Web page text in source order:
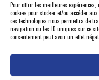
Pour offrir les meilleures
cookies pour stocker et/ou accéder
ces technologies nous permettra de
navigation ou les ID uniques sur ce
consentement peut avoir un effet
À propos
Editos
Actualités